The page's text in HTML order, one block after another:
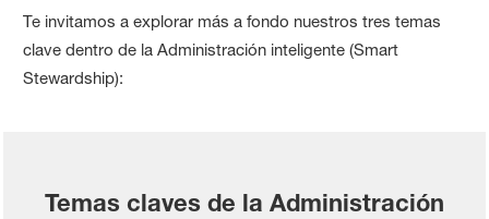
Te invitamos a explorar más a fondo nuestros tres temas
clave dentro de la Administración inteligente (Smart
Stewardship):
Temas claves de la Administración